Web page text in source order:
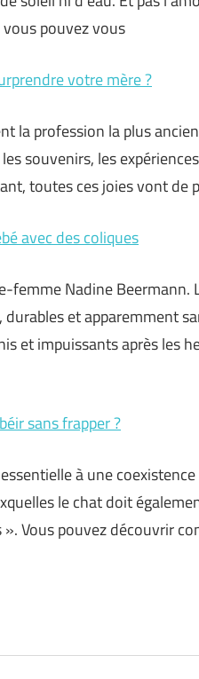
pouvez vous
votre mère ?
la profession la plus
souvenirs, les
toutes ces joies vont de
avec des coliques
femme Nadine
et apparemment
et impuissants après les
sans frapper ?
à une
le chat doit
Vous pouvez découvrir